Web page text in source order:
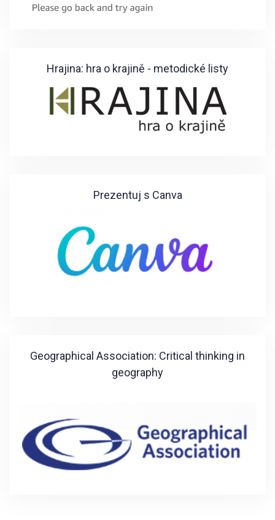
Hrajina: hra o krajině - metodické listy
Prezentuj s Canva
Geographical Association: Critical thinking in
geography